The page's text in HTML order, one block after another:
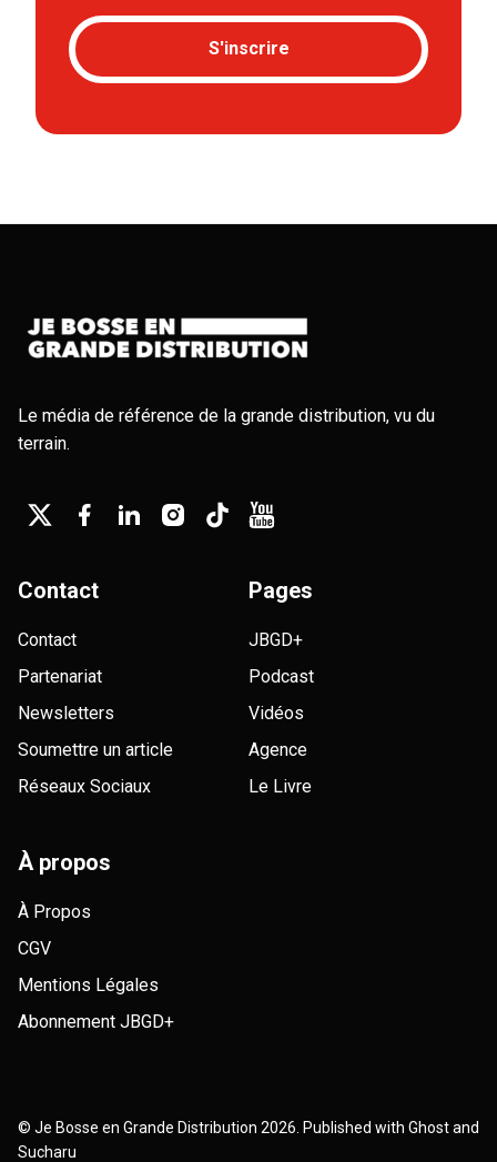
S'inscrire
Le média de référence de la grande distribution, vu du
terrain.
Contact
Contact
Partenariat
Newsletters
Soumettre un article
Réseaux Sociaux
Pages
JBGD+
Podcast
Vidéos
Agence
Le Livre
À propos
À Propos
CGV
Mentions Légales
Abonnement JBGD+
© Je Bosse en Grande Distribution 2026. Published with Ghostand
Sucharu